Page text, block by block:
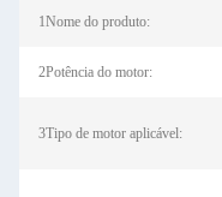
1Nome do produto:
2Potência do motor:
3Tipo de motor aplicável: